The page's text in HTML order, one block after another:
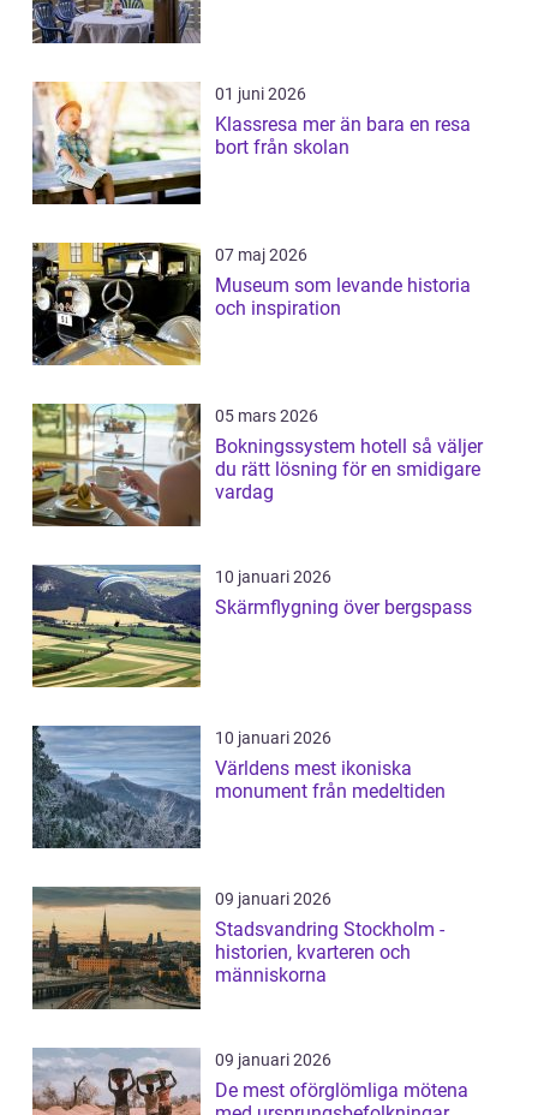
01 juni 2026
Klassresa mer än bara en resa
bort från skolan
07 maj 2026
Museum som levande historia
och inspiration
05 mars 2026
Bokningssystem hotell så väljer
du rätt lösning för en smidigare
vardag
10 januari 2026
Skärmflygning över bergspass
10 januari 2026
Världens mest ikoniska
monument från medeltiden
09 januari 2026
Stadsvandring Stockholm -
historien, kvarteren och
människorna
09 januari 2026
De mest oförglömliga mötena